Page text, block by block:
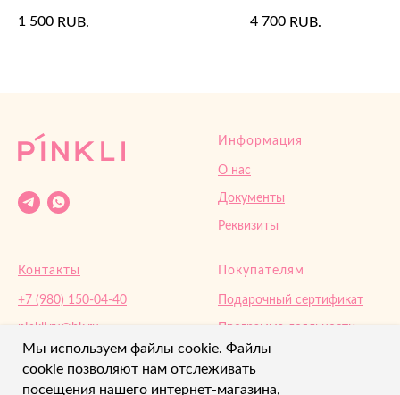
Мы используем файлы cookie. Файлы
cookie позволяют нам отслеживать
посещения нашего интернет-магазина,
1 500 RUB. 4 700 RUB.
Информация
О нас
Документы
Реквизиты
Контакты
+7 (980) 150-04-40
pinkli.ru@bk.ru‌
Орел, Кромское ш.4
Покупателям
Подарочный сертификат
Программа лояльности
Доставка и оплата